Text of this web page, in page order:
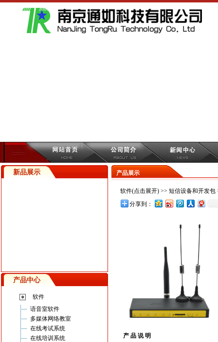
新品展示
产品中心
软件
语音室软件
多媒体网络教室
在线考试系统
在线培训系统
产品展示
软件(点击展开)>> 短信设备和开发包
分享到：
产 品 说 明